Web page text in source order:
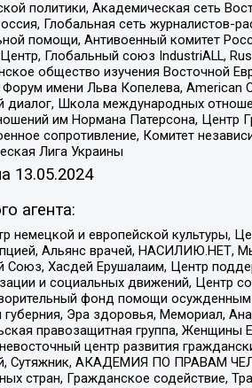
политики, Академическая сеть
Глобальная сеть журналистов-
помощи, Антивоенный комитет
Глобальный союз IndustriALL,
общество изучения Восточной
имени Льва Копелева, American
Школа международных
им Нормана Патерсона,
сопротивление, Комитет
Лига Украины
13.05.2024
агента:
и европейской культуры,
Альянс врачей, НАСИЛИЮ.НЕТ,
Хасдей Ерушалаим, Центр
и социальных движений, Центр
фонд помощи
Эра здоровья, Мемориал,
правозащитная группа, Женщины
центр развития
Сутяжник, АКАДЕМИЯ ПО ПРАВАМ
стран, Гражданское содействие,